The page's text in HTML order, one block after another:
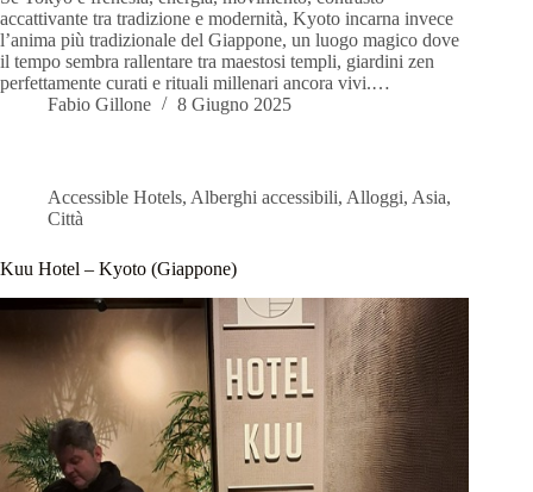
accattivante tra tradizione e modernità, Kyoto incarna invece
l’anima più tradizionale del Giappone, un luogo magico dove
il tempo sembra rallentare tra maestosi templi, giardini zen
perfettamente curati e rituali millenari ancora vivi.…
Fabio Gillone
8 Giugno 2025
Accessible Hotels, Alberghi accessibili, Alloggi, Asia,
Città
Kuu Hotel – Kyoto (Giappone)